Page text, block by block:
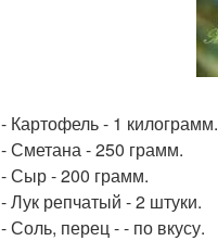
- Картофель - 1 килограмм.
- Сметана - 250 грамм.
- Сыр - 200 грамм.
- Лук репчатый - 2 штуки.
- Соль, перец - - по вкусу.